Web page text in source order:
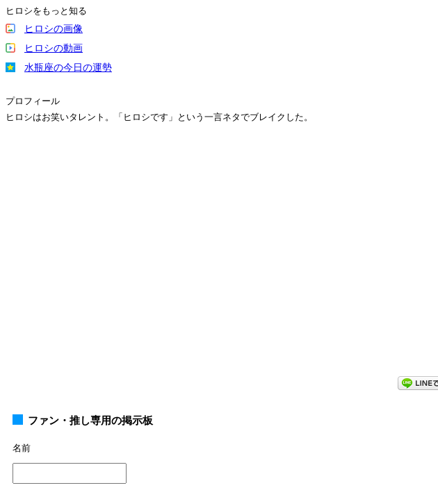
ヒロシをもっと知る
ヒロシの画像
ヒロシの動画
水瓶座の今日の運勢
プロフィール
ヒロシはお笑いタレント。「ヒロシです」という一言ネタでブレイクした。
ファン・推し専用の掲示板
名前